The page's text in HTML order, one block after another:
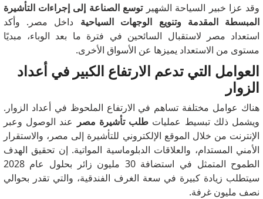
وقد عزا خبير السياحة الشهيرتوسع الصناعة إلى إجراءات التأشيرة
المبسطة المقدمة وتنويع الوجهات السياحية داخل مصر. وأكد
استعداد مصر لاستقبال السائحين في فترة ما بعد الوباء، مبديًا
مستوى من الاستعداد يميزها عن الأسواق الأخرى.
العوامل التي تدعم الارتفاع الكبير في أعداد
الزوار
هناك عوامل مختلفة تساهم في الارتفاع الملحوظ في أعداد الزوار.
ويشمل ذلك تبسيط عمليات طلب تأشيرة مصر عند الوصول وعبر
الإنترنت من خلال الموقع الإلكتروني للتأشيرة إلى مصر، والاستقرار
الأمني ​​المستدام، والعلاقات الدبلوماسية المواتية. إن تحقيق الهدف
الطموح المتمثل في استضافة 30 مليون زائر بحلول عام 2028
سيتطلب زيادة كبيرة في سعة الغرف الفندقية، والتي تقدر بحوالي
نصف مليون غرفة.